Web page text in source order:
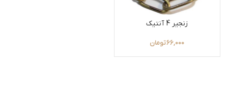
زنجیر 4 آنتیک
66,000تومان